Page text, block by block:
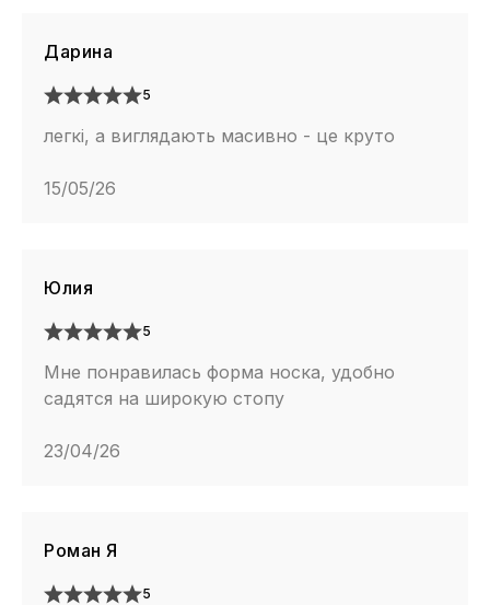
Дарина
5
легкі, а виглядають масивно - це круто
15/05/26
Юлия
5
Мне понравилась форма носка, удобно
садятся на широкую стопу
23/04/26
Роман Я
5